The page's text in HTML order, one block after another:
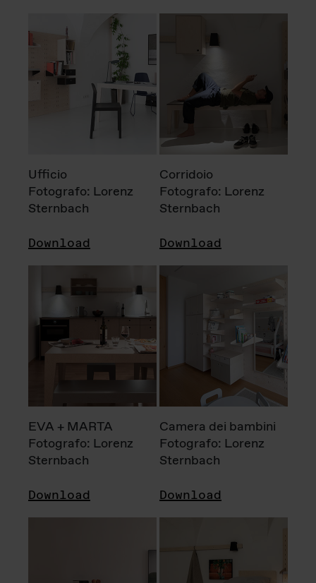
Ufficio
Fotografo: Lorenz
Sternbach
Download
Corridoio
Fotografo: Lorenz
Sternbach
Download
EVA + MARTA
Fotografo: Lorenz
Sternbach
Download
Camera dei bambini
Fotografo: Lorenz
Sternbach
Download